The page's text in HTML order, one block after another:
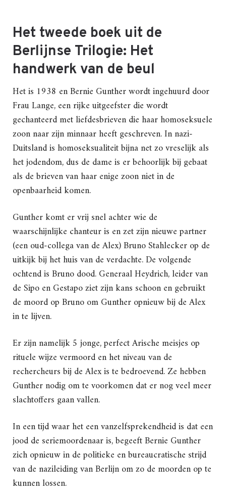
Het tweede boek uit de
Berlijnse Trilogie: Het
handwerk van de beul
Het is 1938 en Bernie Gunther wordt ingehuurd door
Frau Lange, een rijke uitgeefster die wordt
gechanteerd met liefdesbrieven die haar homoseksuele
zoon naar zijn minnaar heeft geschreven. In nazi-
Duitsland is homoseksualiteit bijna net zo vreselijk als
het jodendom, dus de dame is er behoorlijk bij gebaat
als de brieven van haar enige zoon niet in de
openbaarheid komen.
Gunther komt er vrij snel achter wie de
waarschijnlijke chanteur is en zet zijn nieuwe partner
(een oud-collega van de Alex) Bruno Stahlecker op de
uitkijk bij het huis van de verdachte. De volgende
ochtend is Bruno dood. Generaal Heydrich, leider van
de Sipo en Gestapo ziet zijn kans schoon en gebruikt
de moord op Bruno om Gunther opnieuw bij de Alex
in te lijven.
Er zijn namelijk 5 jonge, perfect Arische meisjes op
rituele wijze vermoord en het niveau van de
rechercheurs bij de Alex is te bedroevend. Ze hebben
Gunther nodig om te voorkomen dat er nog veel meer
slachtoffers gaan vallen.
In een tijd waar het een vanzelfsprekendheid is dat een
jood de seriemoordenaar is, begeeft Bernie Gunther
zich opnieuw in de politieke en bureaucratische strijd
van de nazileiding van Berlijn om zo de moorden op te
kunnen lossen.